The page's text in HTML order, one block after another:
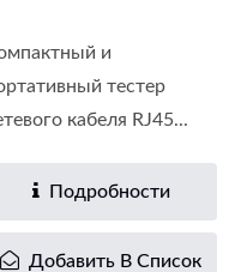
и
тестер
кабеля RJ45...
Подробности
Добавить В Список